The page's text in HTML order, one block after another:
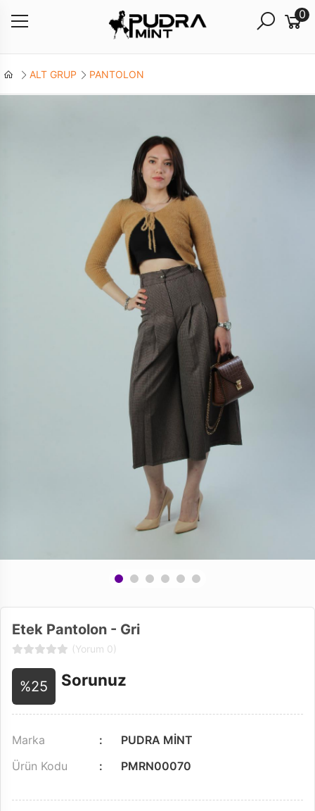
0
ALT GRUP PANTOLON
Etek Pantolon - Gri
(Yorum 0)
%25 Sorunuz
Marka
PUDRA MİNT
Ürün Kodu
PMRN00070